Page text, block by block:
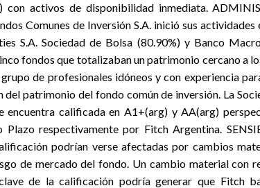
con activos de disponibilidad inmediata.
Comunes de Inversión S.A. inició sus
S.A. Sociedad de Bolsa (80.90%) y Banco
fondos que totalizaban un patrimonio cercano a
de profesionales idóneos y con experiencia
del patrimonio del fondo común de inversión. La
encuentra calificada en A1+(arg) y AA(arg)
Plazo respectivamente por Fitch Argentina.
podrían verse afectadas por cambios
de mercado del fondo. Un cambio material con
de la calificación podría generar que Fitch